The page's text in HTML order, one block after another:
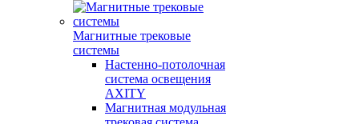
Магнитные трековые
системы
Настенно-потолочная
система освещения
AXITY
Магнитная модульная